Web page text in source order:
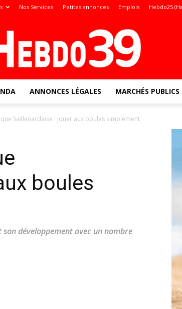
Nos Services Petites annonces Emplois Hebdo25
toute
ANNONCES LÉGALES MARCHÉS PUBLICS
Saillenardaise : jouer aux boules simplement
boules
développement avec un nombre